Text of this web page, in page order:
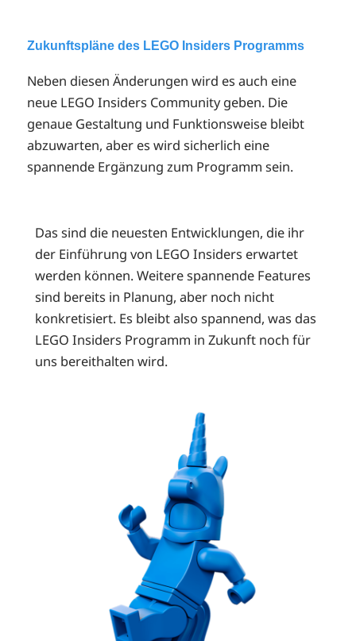
Zukunftspläne des LEGO Insiders Programms
Neben diesen Änderungen wird es auch eine
neue LEGO Insiders Community geben. Die
genaue Gestaltung und Funktionsweise bleibt
abzuwarten, aber es wird sicherlich eine
spannende Ergänzung zum Programm sein.
Das sind die neuesten Entwicklungen, die ihr
der Einführung von LEGO Insiders erwartet
werden können. Weitere spannende Features
sind bereits in Planung, aber noch nicht
konkretisiert. Es bleibt also spannend, was das
LEGO Insiders Programm in Zukunft noch für
uns bereithalten wird.